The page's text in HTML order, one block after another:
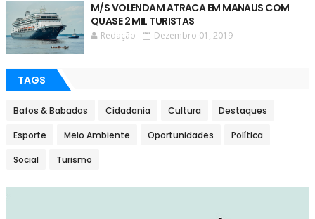
M/S VOLENDAM ATRACA EM MANAUS COM
QUASE 2 MIL TURISTAS
Redação Dezembro 01, 2019
TAGS
Bafos & Babados Cidadania Cultura Destaques
Esporte Meio Ambiente Oportunidades Política
Social Turismo